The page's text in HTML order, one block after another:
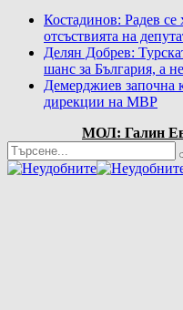
Костадинов: Радев
отсъствията на
Делян Добрев:
шанс за България, а
Демерджиев започна
дирекции на МВР
МОЛ: Галин